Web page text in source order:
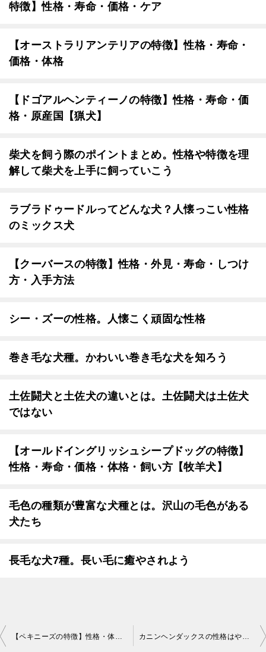
特徴】性格・寿命・価格・ケア
【オーストラリアンテリアの特徴】性格・寿命・
価格・体格
【ドゴアルヘンティーノの特徴】性格・寿命・価
格・原産国【猟犬】
柴犬を飼う際のポイントまとめ。性格や特徴を理
解して柴犬を上手に飼っていこう
ラブラドゥードルってどんな犬？人懐っこい性格
のミックス犬
【クーバースの特徴】性格・外見・寿命・しつけ
方・入手方法
シー・ズーの性格。人懐こく頑固な性格
巻き毛な犬種。かわいい巻き毛な犬を知ろう
土佐闘犬と土佐犬の違いとは。土佐闘犬は土佐犬
ではない
【オールドイングリッシュシープドッグの特徴】
性格・寿命・価格・体格・飼い方【牧羊犬】
毛色の種類が豊富な犬種とは。沢山の毛色がある
犬たち
長毛な犬7種。長い毛に癒やされよう
投
【ペキニーズの特徴】性格・体重・寿命・しつけ方 カニンヘンダックスの性格はやんちゃ？【カニンヘンダックスの特徴・寿命・値段・かかりやすい病気】